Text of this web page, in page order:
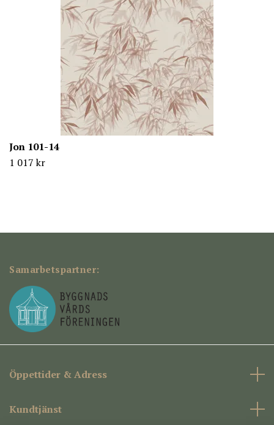
Jon 101-14
1 017 kr
Samarbetspartner:
Öppettider & Adress
Kundtjänst